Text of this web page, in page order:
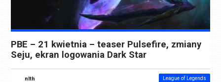
PBE – 21 kwietnia – teaser Pulsefire, zmiany
Seju, ekran logowania Dark Star
nlth League of Legends